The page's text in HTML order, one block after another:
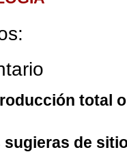
total
sugieras de